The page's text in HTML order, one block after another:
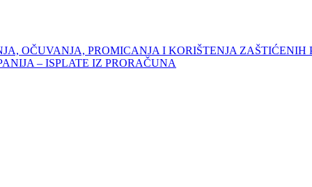
OČUVANJA, PROMICANJA I KORIŠTENJA ZAŠTIĆENIH
– ISPLATE IZ PRORAČUNA